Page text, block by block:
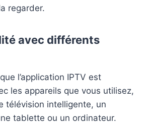
regarder.
avec différents
l’application IPTV est
les appareils que vous utilisez,
télévision intelligente, un
tablette ou un ordinateur.